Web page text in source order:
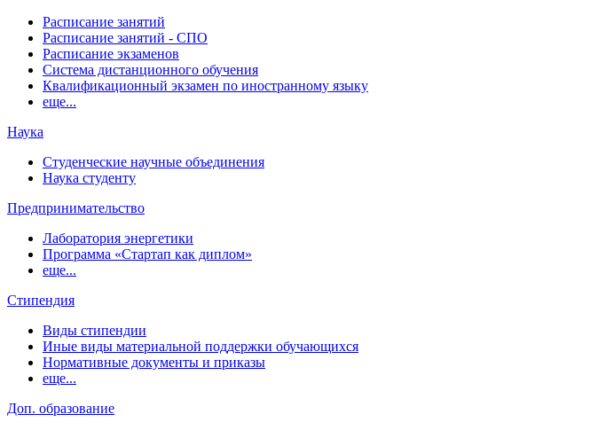
Расписание занятий
Расписание занятий - СПО
Расписание экзаменов
Система дистанционного обучения
Квалификационный экзамен по иностранному языку
еще...
Наука
Студенческие научные объединения
Наука студенту
Предпринимательство
Лаборатория энергетики
Программа «Стартап как диплом»
еще...
Стипендия
Виды стипендии
Иные виды материальной поддержки обучающихся
Нормативные документы и приказы
еще...
Доп. образование